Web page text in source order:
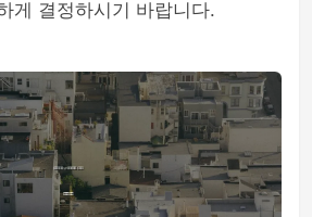
게 결정하시기 바랍니다.